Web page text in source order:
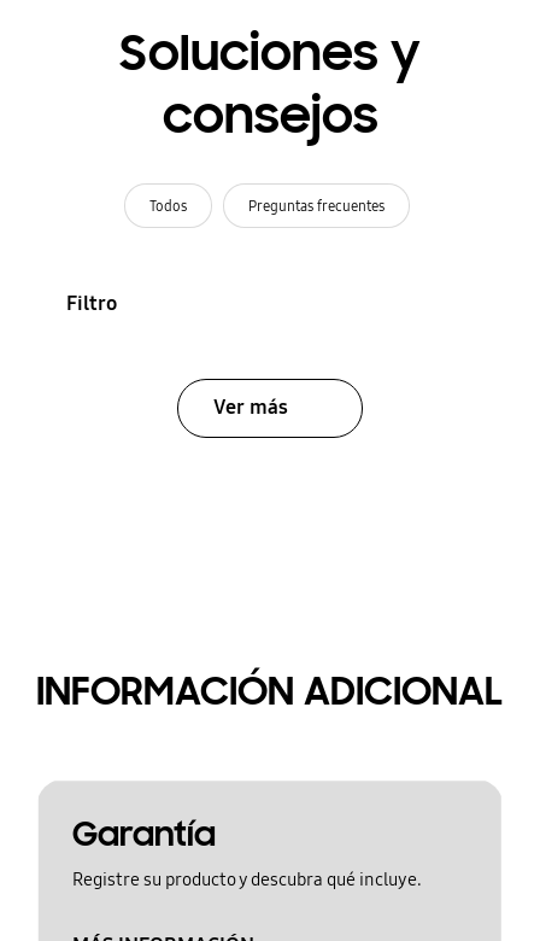
Soluciones y
consejos
Todos Preguntas frecuentes
Filtro
Ver más
INFORMACIÓN ADICIONAL
Garantía
Registre su producto y descubra qué incluye.